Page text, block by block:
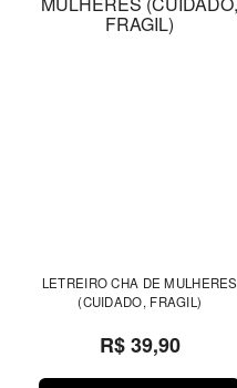
LETREIRO CHA DE MULHERES
(CUIDADO, FRAGIL)
R$ 39,90